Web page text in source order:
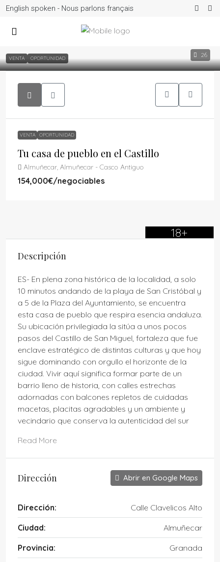
English spoken - Nous parlons français
26
VENTA OPORTUNIDAD
VENTA OPORTUNIDAD
Tu casa de pueblo en el Castillo
Almuñecar, Almuñecar - Casco Antiguo
154,000€/negociables
18+
Descripción
ES- En plena zona histórica de la localidad, a solo
10 minutos andando de la playa de San Cristóbal y
a 5 de la Plaza del Ayuntamiento, se encuentra
esta casa de pueblo que respira esencia andaluza.
Su ubicación privilegiada la sitúa a unos pocos
pasos del Castillo de San Miguel, fortaleza que fue
enclave estratégico de distintas culturas y que hoy
sigue dominando con orgullo el horizonte de la
ciudad. Vivir aquí significa formar parte de un
barrio lleno de historia, con calles estrechas
adornadas con balcones repletos de cuidadas
macetas, placitas agradables y un ambiente y
vecindario que conserva la autenticidad del sur
Read More
Dirección Abrir en Google Maps
Dirección: Calle Clavelicos Alto
Ciudad: Almuñecar
Provincia: Granada